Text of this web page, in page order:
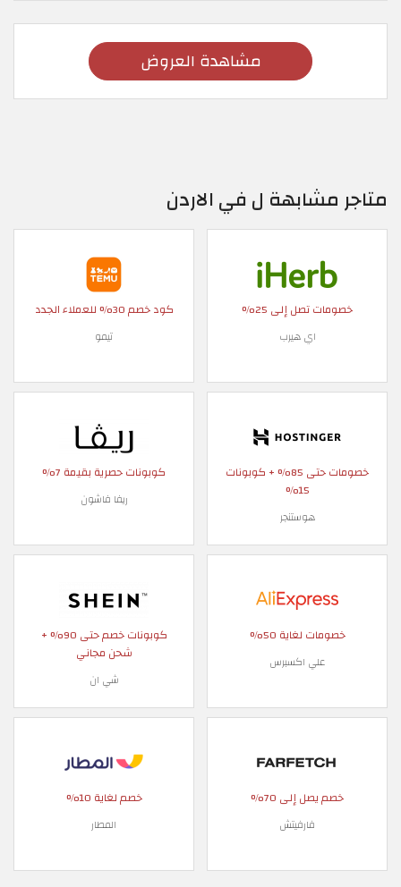
مشاهدة العروض
متاجر مشابهة ل في الاردن
خصومات تصل إلى 25%
اي هيرب
كود خصم 30% للعملاء الجدد
تيمو
خصومات حتى 85% + كوبونات
15%
هوستنجر
كوبونات حصرية بقيمة 7%
ريفا فاشون
خصومات لغاية 50%
علي اكسبرس
كوبونات خصم حتى 90% +
شحن مجاني
شي ان
خصم يصل إلى 70%
فارفيتش
خصم لغاية 10%
المطار